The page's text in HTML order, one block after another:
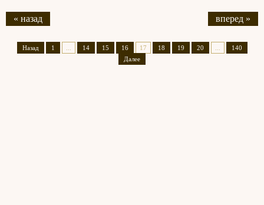
« назад вперед »
Назад 1 14 15 16 17 18 19 20
140
Далее